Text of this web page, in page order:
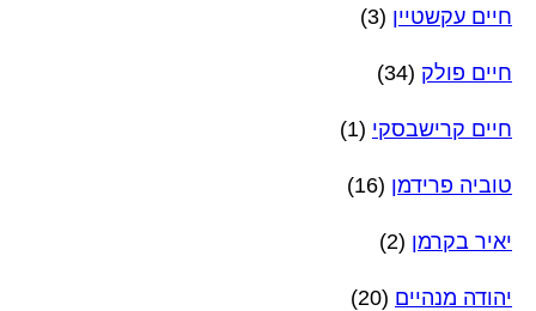
חיים עקשטיין (3)
חיים פולק (34)
חיים קרישבסקי (1)
טוביה פרידמן (16)
יאיר בקרמן (2)
יהודה מנהיים (20)